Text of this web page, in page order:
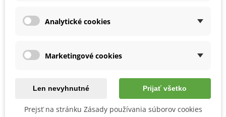
1003058Z
Analytické cookies
Marketingové cookies
Len nevyhnutné Prijať všetko
Prejsť na stránku Zásady používania súborov cookies